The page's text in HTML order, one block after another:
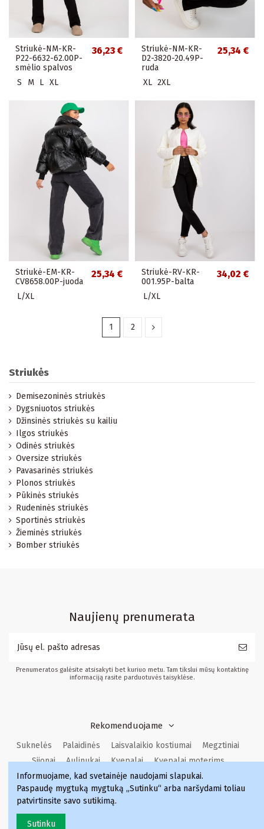
Striukė-NM-KR-
P22-6632-62.00P-
smėlio spalvos
36,23 €
S M L XL
Striukė-NM-KR-
D2-3820-20.49P-
ruda
25,34 €
XL 2XL
Striukė-EM-KR-
CV8658.00P-juoda
25,34 €
L/XL
Striukė-RV-KR-
001.95P-balta
34,02 €
L/XL
1 2
Striukės
Demisezoninės striukės
Dygsniuotos striukės
Džinsinės striukės su kailiu
Ilgos striukės
Odinės striukės
Oversize striukės
Pavasarinės striukės
Plonos striukės
Pūkinės striukės
Rudeninės striukės
Sportinės striukės
Žieminės striukės
Bomber striukės
Naujienų prenumerata
Prenumeratos galėsite atsisakyti bet kuriuo metu. Tam tikslui mūsų kontaktinę
informaciją rasite parduotuvės taisyklėse.
Rekomenduojame
Suknelės Palaidinės Laisvalaikio kostiumai
Megztiniai
Sijonai
Aulinukai Kvepalai
Kvepalai moterims
Kvepalai vyrams
Kvepalai moterims
Kvepalai
Kvepalai vyrams
Informuojame, kad svetainėje naudojami slapukai.
Paspaudę mygtuką mygtuką „Sutinku“ arba naršydami toliau
patvirtinsite savo sutikimą.
Sutinku